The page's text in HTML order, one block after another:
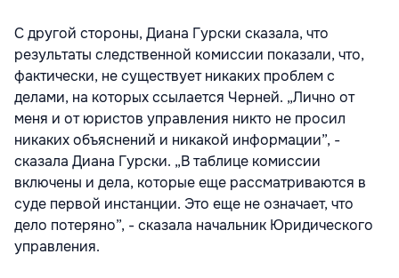
С другой стороны, Диана Гурски сказала, что
результаты следственной комиссии показали, что,
фактически, не существует никаких проблем с
делами, на которых ссылается Черней. „Лично от
меня и от юристов управления никто не просил
никаких объяснений и никакой информации”, -
сказала Диана Гурски. „В таблице комиссии
включены и дела, которые еще рассматриваются в
суде первой инстанции. Это еще не означает, что
дело потеряно”, - сказала начальник Юридического
управления.